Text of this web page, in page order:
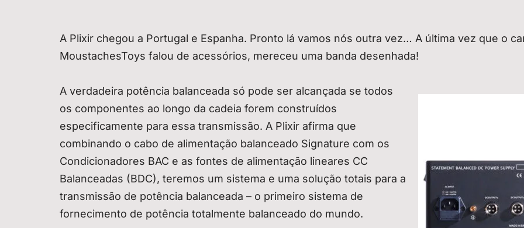
A Plixir chegou a Portugal e Espanha. Pronto lá vamos nós outra vez… A última vez que o
MoustachesToys falou de acessórios, mereceu uma banda desenhada!
A verdadeira potência balanceada só pode ser alcançada se todos
os componentes ao longo da cadeia forem construídos
especificamente para essa transmissão. A Plixir afirma que
combinando o cabo de alimentação balanceado Signature com os
Condicionadores BAC e as fontes de alimentação lineares CC
Balanceadas (BDC), teremos um sistema e uma solução totais para a
transmissão de potência balanceada – o primeiro sistema de
fornecimento de potência totalmente balanceado do mundo.